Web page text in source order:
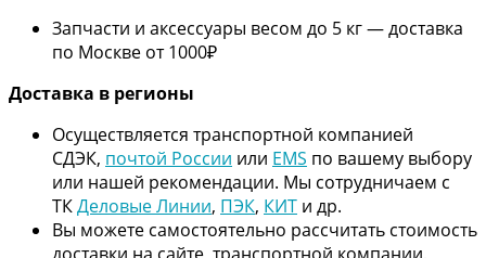
Запчасти и аксессуары весом до 5 кг — доставка
по Москве от 1000₽
Доставка в регионы
Осуществляется транспортной компанией
СДЭК, почтой России или EMS по вашему выбору
или нашей рекомендации. Мы сотрудничаем с
ТКДеловые Линии, ПЭК, КИТ и др.
Вы можете самостоятельно рассчитать стоимость